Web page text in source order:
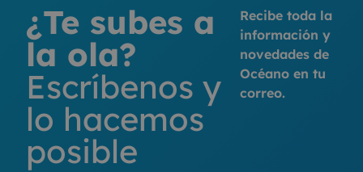
¿Te subes a
la ola?
Escríbenos y
lo hacemos
posible
Recibe toda la
información y
novedades de
Océano en tu
correo.